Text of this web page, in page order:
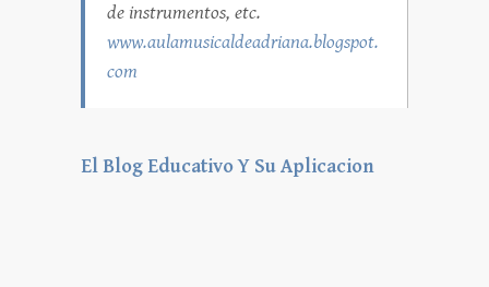
de instrumentos, etc.
www.aulamusicaldeadriana.blogspot.
com
El Blog Educativo Y Su Aplicacion